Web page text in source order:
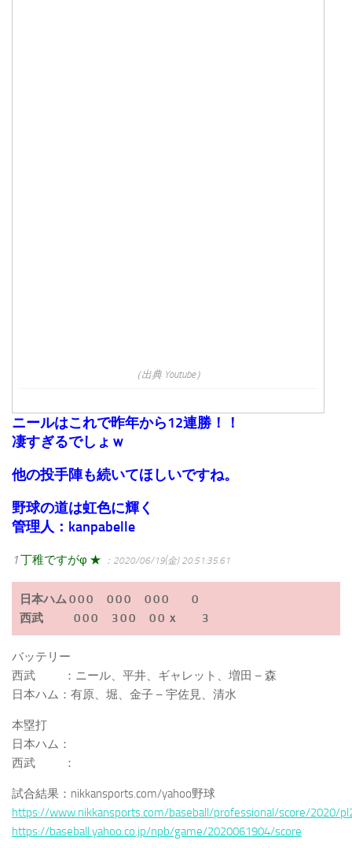
（出典 Youtube）
ニールはこれで昨年から12連勝！！
凄すぎるでしょｗ
他の投手陣も続いてほしいですね。
野球の道は虹色に輝く
管理人：kanpabelle
1丁稚ですがφ ★ ：2020/06/19(金) 20:51:35.61
日本ハム 0 0 0 0 0 0 0 0 0 0
西武 0 0 0 3 0 0 0 0 ｘ 3
バッテリー
西武 ：ニール、平井、ギャレット、増田 – 森
日本ハム：有原、堀、金子 – 宇佐見、清水
本塁打
日本ハム：
西武 ：
試合結果：nikkansports.com/yahoo野球
https://www.nikkansports.com/baseball/professional/score/2020/
https://baseball.yahoo.co.jp/npb/game/2020061904/score